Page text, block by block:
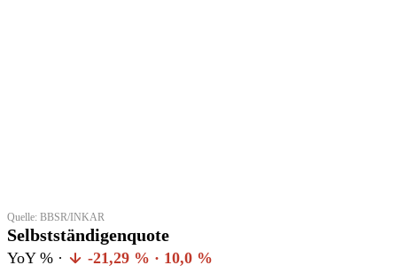
Quelle: BBSR/INKAR
Selbstständigenquote
YoY % · -21,29 % · 10,0 %